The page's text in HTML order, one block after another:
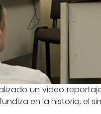
un video
en la historia, el